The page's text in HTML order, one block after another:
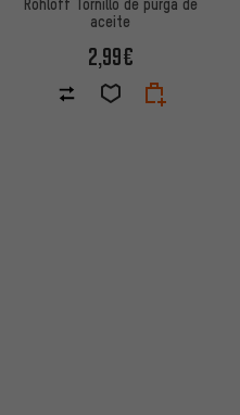
aceite
2,99€